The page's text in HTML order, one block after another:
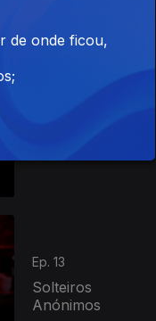
Ep. 13
Solteiros
Anónimos
de onde ficou,